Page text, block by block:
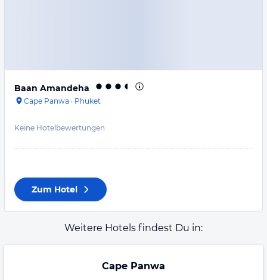
Baan Amandeha
Cape Panwa · Phuket
Keine Hotelbewertungen
Zum Hotel
Weitere Hotels findest Du in:
Cape Panwa